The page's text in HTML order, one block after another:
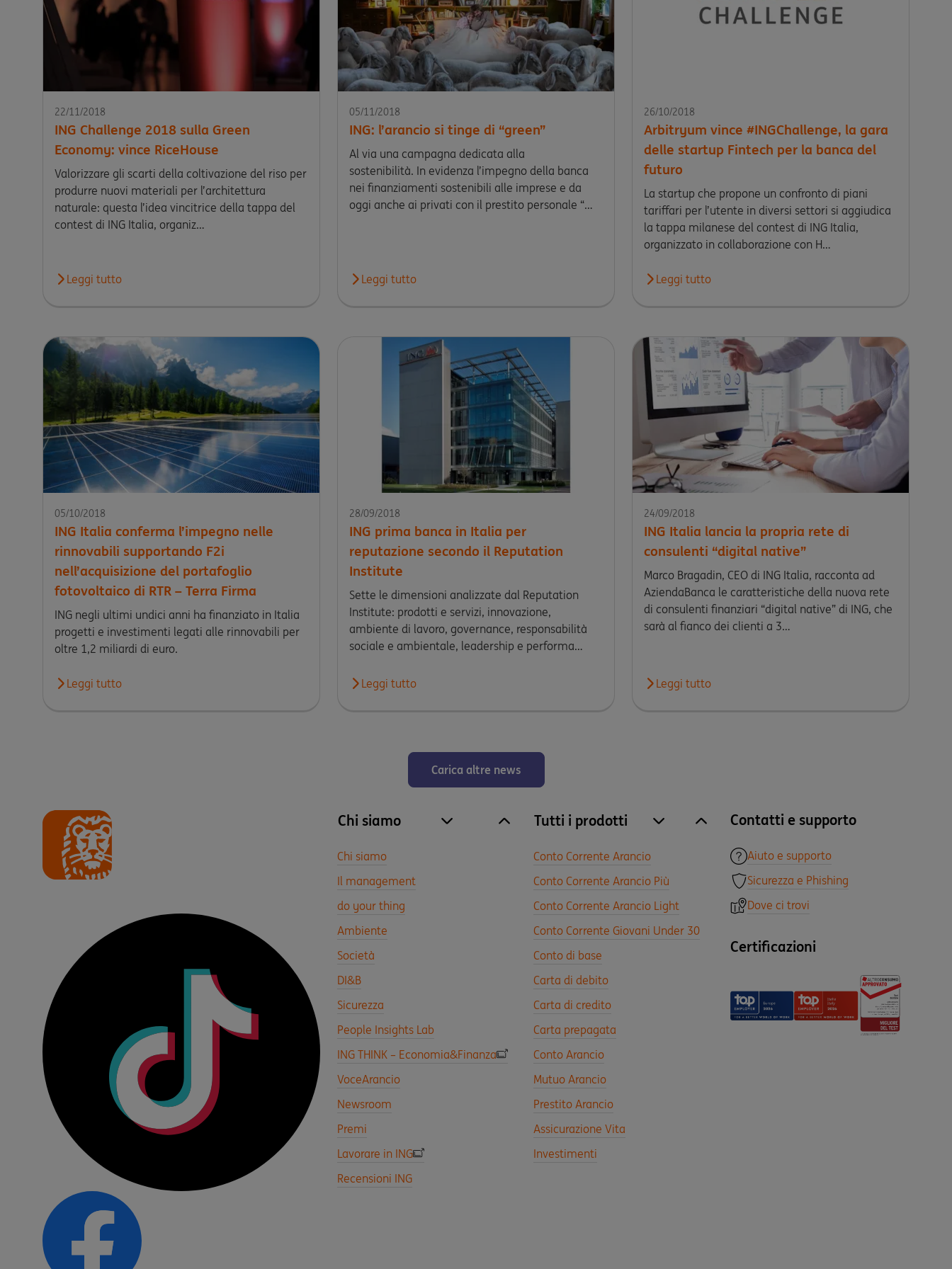
22/11/2018
ING Challenge 2018 sulla Green
Economy: vince RiceHouse
Valorizzare gli scarti della coltivazione del riso per
produrre nuovi materiali per l’architettura
naturale: questa l’idea vincitrice della tappa del
contest di ING Italia, organiz…
Leggi tutto
Leggi l'articolo ING Challenge 2018 sulla Green Economy: vince RiceHouse
05/11/2018
ING: l’arancio si tinge di “green”
Al via una campagna dedicata alla
sostenibilità. In evidenza l’impegno della banca
nei finanziamenti sostenibili alle imprese e da
oggi anche ai privati con il prestito personale “…
Leggi tutto
Leggi l'articolo ING: l’arancio si tinge di “green”
26/10/2018
Arbitryum vince #INGChallenge, la gara
delle startup Fintech per la banca del
futuro
La startup che propone un confronto di piani
tariffari per l’utente in diversi settori si aggiudica
la tappa milanese del contest di ING Italia,
organizzato in collaborazione con H…
Leggi tutto
Leggi l'articolo Arbitryum vince #INGChallenge, la gara
05/10/2018
ING Italia conferma l’impegno nelle
rinnovabili supportando F2i
nell’acquisizione del portafoglio
fotovoltaico di RTR – Terra Firma
ING negli ultimi undici anni ha finanziato in Italia
progetti e investimenti legati alle rinnovabili per
oltre 1,2 miliardi di euro.
Leggi tutto
Leggi l'articolo ING Italia conferma l’impegno nelle rinnovabili supportando F2i nell’acquisizione del portafoglio fotovoltaico di RTR – Terra Firma
28/09/2018
ING prima banca in Italia per
reputazione secondo il Reputation
Institute
Sette le dimensioni analizzate dal Reputation
Institute: prodotti e servizi, innovazione,
ambiente di lavoro, governance, responsabilità
sociale e ambientale, leadership e performa…
Leggi tutto
Leggi l'articolo ING prima banca in Italia per reputazione secondo il Reputation Institute
24/09/2018
ING Italia lancia la propria rete di
consulenti “digital native”
Marco Bragadin, CEO di ING Italia, racconta ad
AziendaBanca le caratteristiche della nuova rete
di consulenti finanziari “digital native” di ING, che
sarà al fianco dei clienti a 3…
Leggi tutto
Leggi l'articolo ING Italia lancia la propria rete di
Carica altre news
Chi siamo site.accordion.apri [it-IT] Chi siamo
Chiudi Chi siamo
Chi siamo
Il management
do your thing
Ambiente
Società
DI&B
Sicurezza
People Insights Lab
ING THINK – Economia&Finanza
VoceArancio
Newsroom
Premi
Lavorare in ING
Recensioni ING
Tutti i prodotti site.accordion.apri [it-IT] Tutti i prodotti
Chiudi Tutti i prodotti
Conto Corrente Arancio
Conto Corrente Arancio Più
Conto Corrente Arancio Light
Conto Corrente Giovani Under 30
Conto di base
Carta di debito
Carta di credito
Carta prepagata
Conto Arancio
Mutuo Arancio
Prestito Arancio
Assicurazione Vita
Investimenti
Contatti e supporto
Aiuto e supporto
Sicurezza e Phishing
Dove ci trovi
Certificazioni